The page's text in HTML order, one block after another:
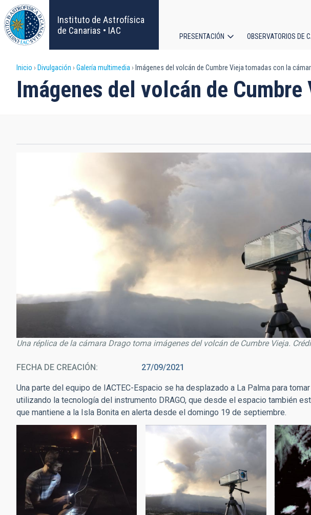
Pasar
al
contenido
principal
Instituto de Astrofísica
de Canarias • IAC
principal
PRESENTACIÓN OBSERVATORIOS DE
Sobrescribir
enlaces
ayuda
navegación
Inicio Divulgación Galería multimedia Imágenes del volcán de Cumbre Vieja tomadas con la
Imágenes del volcán de
Una réplica de la cámara Drago toma imágenes del volcán de Cumbre Vieja.
FECHA DE CREACIÓN 27/09/2021
Una parte del equipo de IACTEC-Espacio se ha desplazado a La Palma para
utilizando la tecnología del instrumento DRAGO, que desde el espacio también
que mantiene a la Isla Bonita en alerta desde el domingo 19 de septiembre.